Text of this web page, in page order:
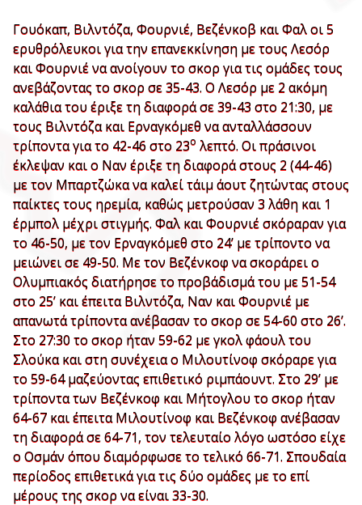
Γουόκαπ, Βιλντόζα, Φουρνιέ, Βεζένκοβ και Φαλ οι 5
ερυθρόλευκοι για την επανεκκίνηση με τους Λεσόρ
και Φουρνιέ να ανοίγουν το σκορ για τις ομάδες τους
ανεβάζοντας το σκορ σε 35-43. Ο Λεσόρ με 2 ακόμη
καλάθια του έριξε τη διαφορά σε 39-43 στο 21:30, με
τους Βιλντόζα και Ερναγκόμεθ να ανταλλάσσουν
τρίποντα για το 42-46 στο 23ο λεπτό. Οι πράσινοι
έκλεψαν και ο Ναν έριξε τη διαφορά στους 2 (44-46)
με τον Μπαρτζώκα να καλεί τάιμ άουτ ζητώντας στους
παίκτες τους ηρεμία, καθώς μετρούσαν 3 λάθη και 1
έρμπολ μέχρι στιγμής. Φαλ και Φουρνιέ σκόραραν για
το 46-50, με τον Ερναγκόμεθ στο 24’ με τρίποντο να
μειώνει σε 49-50. Με τον Βεζένκοφ να σκοράρει ο
Ολυμπιακός διατήρησε το προβάδισμά του με 51-54
στο 25’ και έπειτα Βιλντόζα, Ναν και Φουρνιέ με
απανωτά τρίποντα ανέβασαν το σκορ σε 54-60 στο 26’.
Στο 27:30 το σκορ ήταν 59-62 με γκολ φάουλ του
Σλούκα και στη συνέχεια ο Μιλουτίνοφ σκόραρε για
το 59-64 μαζεύοντας επιθετικό ριμπάουντ. Στο 29’ με
τρίποντα των Βεζένκοφ και Μήτογλου το σκορ ήταν
64-67 και έπειτα Μιλουτίνοφ και Βεζένκοφ ανέβασαν
τη διαφορά σε 64-71, τον τελευταίο λόγο ωστόσο είχε
ο Οσμάν όπου διαμόρφωσε το τελικό 66-71. Σπουδαία
περίοδος επιθετικά για τις δύο ομάδες με το επί
μέρους της σκορ να είναι 33-30.